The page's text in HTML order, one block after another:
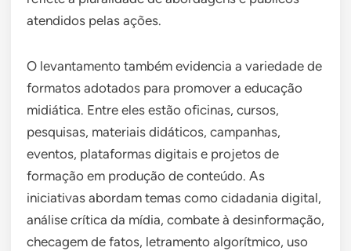
atendidos pelas ações.
O levantamento também evidencia a variedade de
formatos adotados para promover a educação
midiática. Entre eles estão oficinas, cursos,
pesquisas, materiais didáticos, campanhas,
eventos, plataformas digitais e projetos de
formação em produção de conteúdo. As
iniciativas abordam temas como cidadania digital,
análise crítica da mídia, combate à desinformação,
checagem de fatos, letramento algorítmico, uso